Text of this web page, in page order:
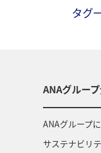
東
ラ
タグ
ANAグルー
ANAグループ
サステナビリ